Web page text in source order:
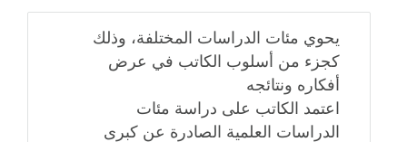
يحوي مئات الدراسات المختلفة، وذلك
كجزء من أسلوب الكاتب في عرض
أفكاره ونتائجه
اعتمد الكاتب على دراسة مئات
الدراسات العلمية الصادرة عن كبرى